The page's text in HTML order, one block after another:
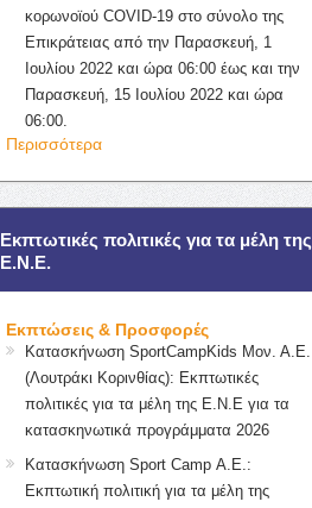
κορωνοϊού COVID-19 στο σύνολο της
Επικράτειας από την Παρασκευή, 1
Ιουλίου 2022 και ώρα 06:00 έως και την
Παρασκευή, 15 Ιουλίου 2022 και ώρα
06:00.
Περισσότερα
Εκπτωτικές πολιτικές για τα μέλη της
Ε.Ν.Ε.
Εκπτώσεις & Προσφορές
Κατασκήνωση SportCampKids Μον. Α.Ε.
(Λουτράκι Κορινθίας): Εκπτωτικές
πολιτικές για τα μέλη της Ε.Ν.Ε για τα
κατασκηνωτικά προγράμματα 2026
Κατασκήνωση Sport Camp Α.Ε.:
Εκπτωτική πολιτική για τα μέλη της